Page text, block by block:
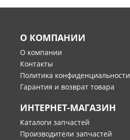
О КОМПАНИИ
О компании
Контакты
Политика конфиденциальности
Гарантия и возврат товара
ИНТЕРНЕТ-МАГАЗИН
Каталоги запчастей
Производители запчастей